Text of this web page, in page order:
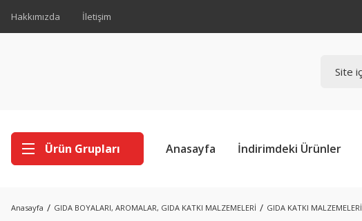
Hakkımızda İletişim
Ürün Grupları Anasayfa İndirimdeki Ürünler
Anasayfa GIDA BOYALARI, AROMALAR, GIDA KATKI MALZEMELERİ GIDA KATKI MALZEMELERİ